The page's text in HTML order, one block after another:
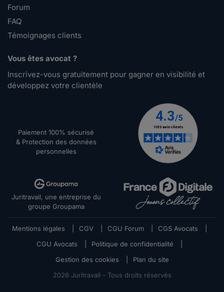
Forum
FAQ
Témoignages clients
Vous êtes avocat ?
Inscrivez-vous gratuitement pour gagner en visibilité et
développez votre clientèle
Paiement 100% sécurisé
& Protection des données
personnelles
Juritravail, une entreprise du
groupe Groupama
Mentions légales CGV CGU Forum CGS Avocats
CGU Avocats
Politique de confidentialité
Gestion des cookies
Plan du site
2026 Juritravail - Tous droits réservés